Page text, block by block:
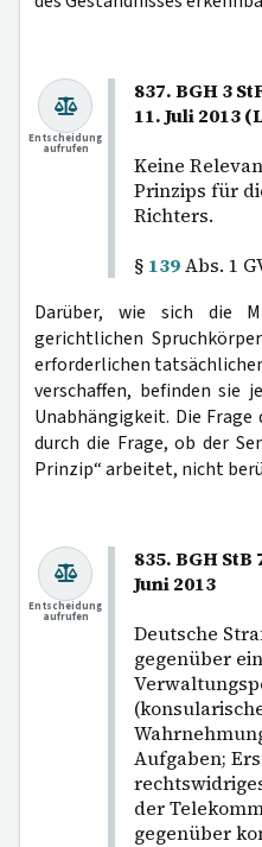
837. BGH 3
11. Juli 2013
Keine
Prinzips für
Richters.
§ 139Abs. 1
Entscheidung
aufrufen
Darüber, wie sich die
gerichtlichen
erforderlichen
verschaffen, befinden sie
Unabhängigkeit. Die
durch die Frage, ob der
Prinzip“ arbeitet, nicht
835. BGH
Juni 2013
Deutsche
gegenüber
Aufgaben;
der
gegenüber
Entscheidung
aufrufen